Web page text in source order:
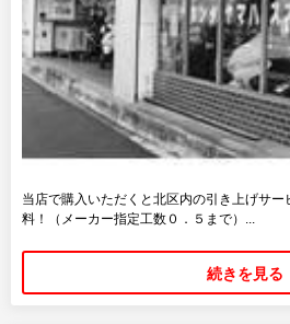
当店で購入いただくと北区内の引き上げサ
料！（メーカー指定工数０．５まで）...
続きを見る